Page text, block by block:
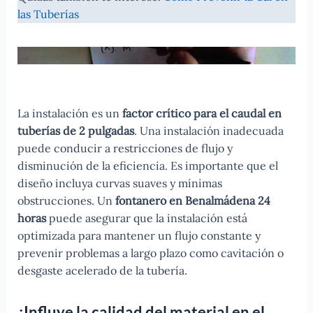
las Tuberías
La instalación es un factor crítico para el caudal en
tuberías de 2 pulgadas. Una instalación inadecuada
puede conducir a restricciones de flujo y
disminución de la eficiencia. Es importante que el
diseño incluya curvas suaves y mínimas
obstrucciones. Un fontanero en Benalmádena 24
horaspuede asegurar que la instalación está
optimizada para mantener un flujo constante y
prevenir problemas a largo plazo como cavitación o
desgaste acelerado de la tubería.